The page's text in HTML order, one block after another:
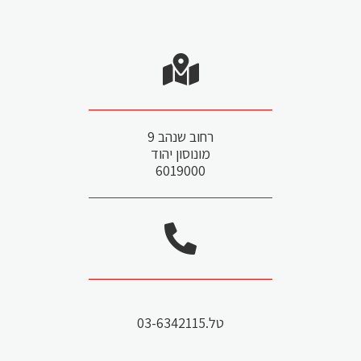
רחוב שנהב 9
מונוסון יהוד
6019000
טל.03-6342115